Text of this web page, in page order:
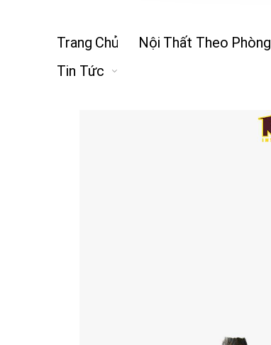
Trang Chủ Nội Thất Theo Phòng
Tin Tức